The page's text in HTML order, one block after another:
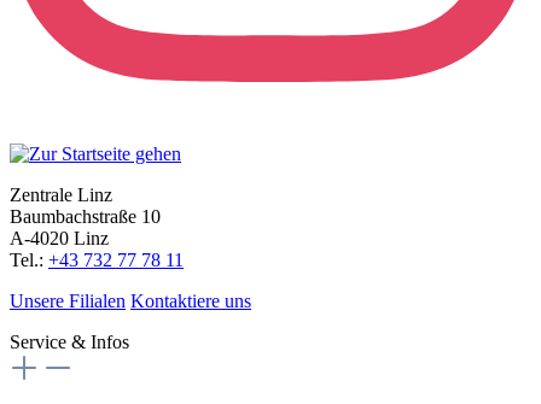
Zentrale Linz
Baumbachstraße 10
A-4020 Linz
Tel.: +43 732 77 78 11
Unsere Filialen Kontaktiere uns
Service & Infos